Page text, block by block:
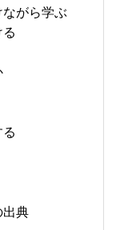
ながら学ぶ
出典
・セミナー情報